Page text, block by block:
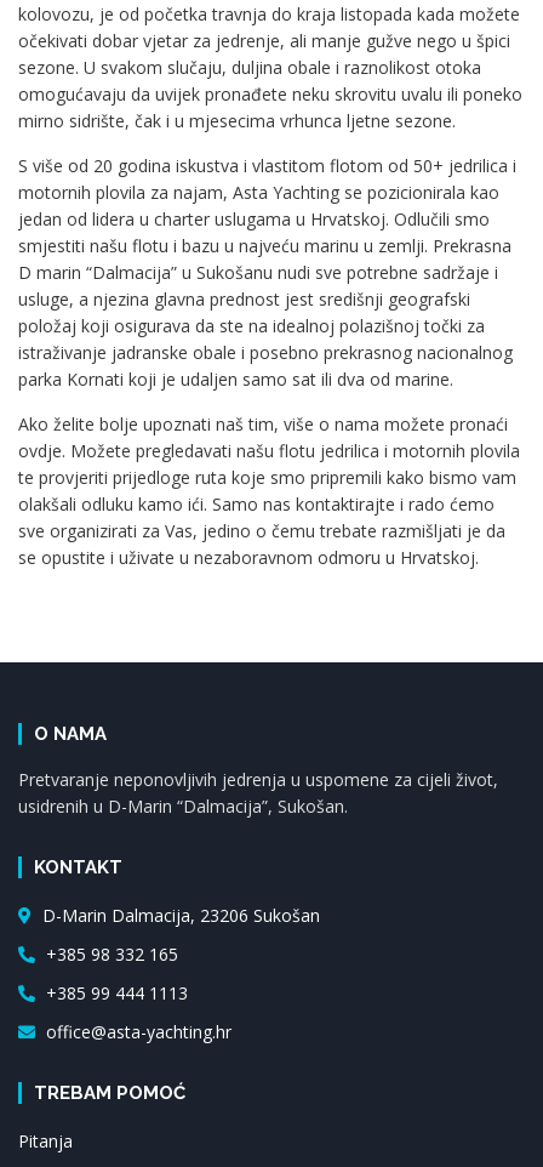
kolovozu, je od početka travnja do kraja listopada kada možete
očekivati ​​dobar vjetar za jedrenje, ali manje gužve nego u špici
sezone. U svakom slučaju, duljina obale i raznolikost otoka
omogućavaju da uvijek pronađete neku skrovitu uvalu ili poneko
mirno sidrište, čak i u mjesecima vrhunca ljetne sezone.
S više od 20 godina iskustva i vlastitom flotom od 50+ jedrilica i
motornih plovila za najam, Asta Yachting se pozicionirala kao
jedan od lidera u charter uslugama u Hrvatskoj. Odlučili smo
smjestiti našu flotu i bazu u najveću marinu u zemlji. Prekrasna
D marin “Dalmacija” u Sukošanu nudi sve potrebne sadržaje i
usluge, a njezina glavna prednost jest središnji geografski
položaj koji osigurava da ste na idealnoj polazišnoj točki za
istraživanje jadranske obale i posebno prekrasnog nacionalnog
parka Kornati koji je udaljen samo sat ili dva od marine.
Ako želite bolje upoznati naš tim, više o nama možete pronaći
ovdje. Možete pregledavati našu flotu jedrilica i motornih plovila
te provjeriti prijedloge ruta koje smo pripremili kako bismo vam
olakšali odluku kamo ići. Samo nas kontaktirajte i rado ćemo
sve organizirati za Vas, jedino o čemu trebate razmišljati je da
se opustite i uživate u nezaboravnom odmoru u Hrvatskoj.
O NAMA
Pretvaranje neponovljivih jedrenja u uspomene za cijeli život,
usidrenih u D-Marin “Dalmacija”, Sukošan.
KONTAKT
D-Marin Dalmacija, 23206 Sukošan
+385 98 332 165
+385 99 444 1113
office@asta-yachting.hr
TREBAM POMOĆ
Pitanja